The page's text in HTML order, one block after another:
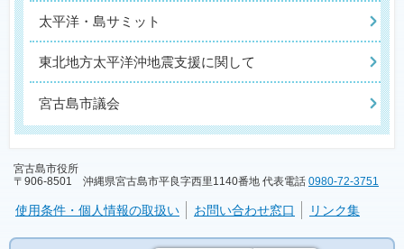
太平洋・島サミット
東北地方太平洋沖地震支援に関して
宮古島市議会
宮古島市役所
〒906-8501 沖縄県宮古島市平良字西里1140番地 代表電話 0980-72-3751
使用条件・個人情報の取扱い お問い合わせ窓口 リンク集